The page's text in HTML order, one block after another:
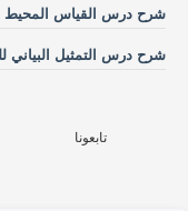
شرح درس القياس المحيط
شرح درس التمثيل البياني
تابعونا